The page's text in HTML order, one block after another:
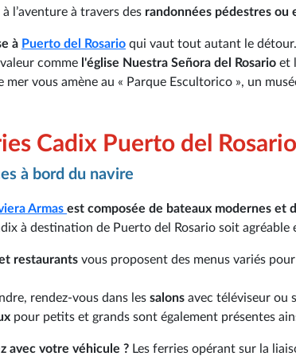
l’aventure à travers des randonnées pédestres ou
à Puerto del Rosario qui vaut tout autant le
comme l'église Nuestra Señora del Rosario et
mer vous amène au « Parque Escultorico », un
Cadix Puerto del Rosario
à bord du navire
Armas est composée de bateaux modernes et
à destination de Puerto del Rosario soit
restaurants vous proposent des menus variés
rendez-vous dans les salons avec téléviseur ou
pour petits et grands sont également présentes
avec votre véhicule ? Les ferries opérant sur la